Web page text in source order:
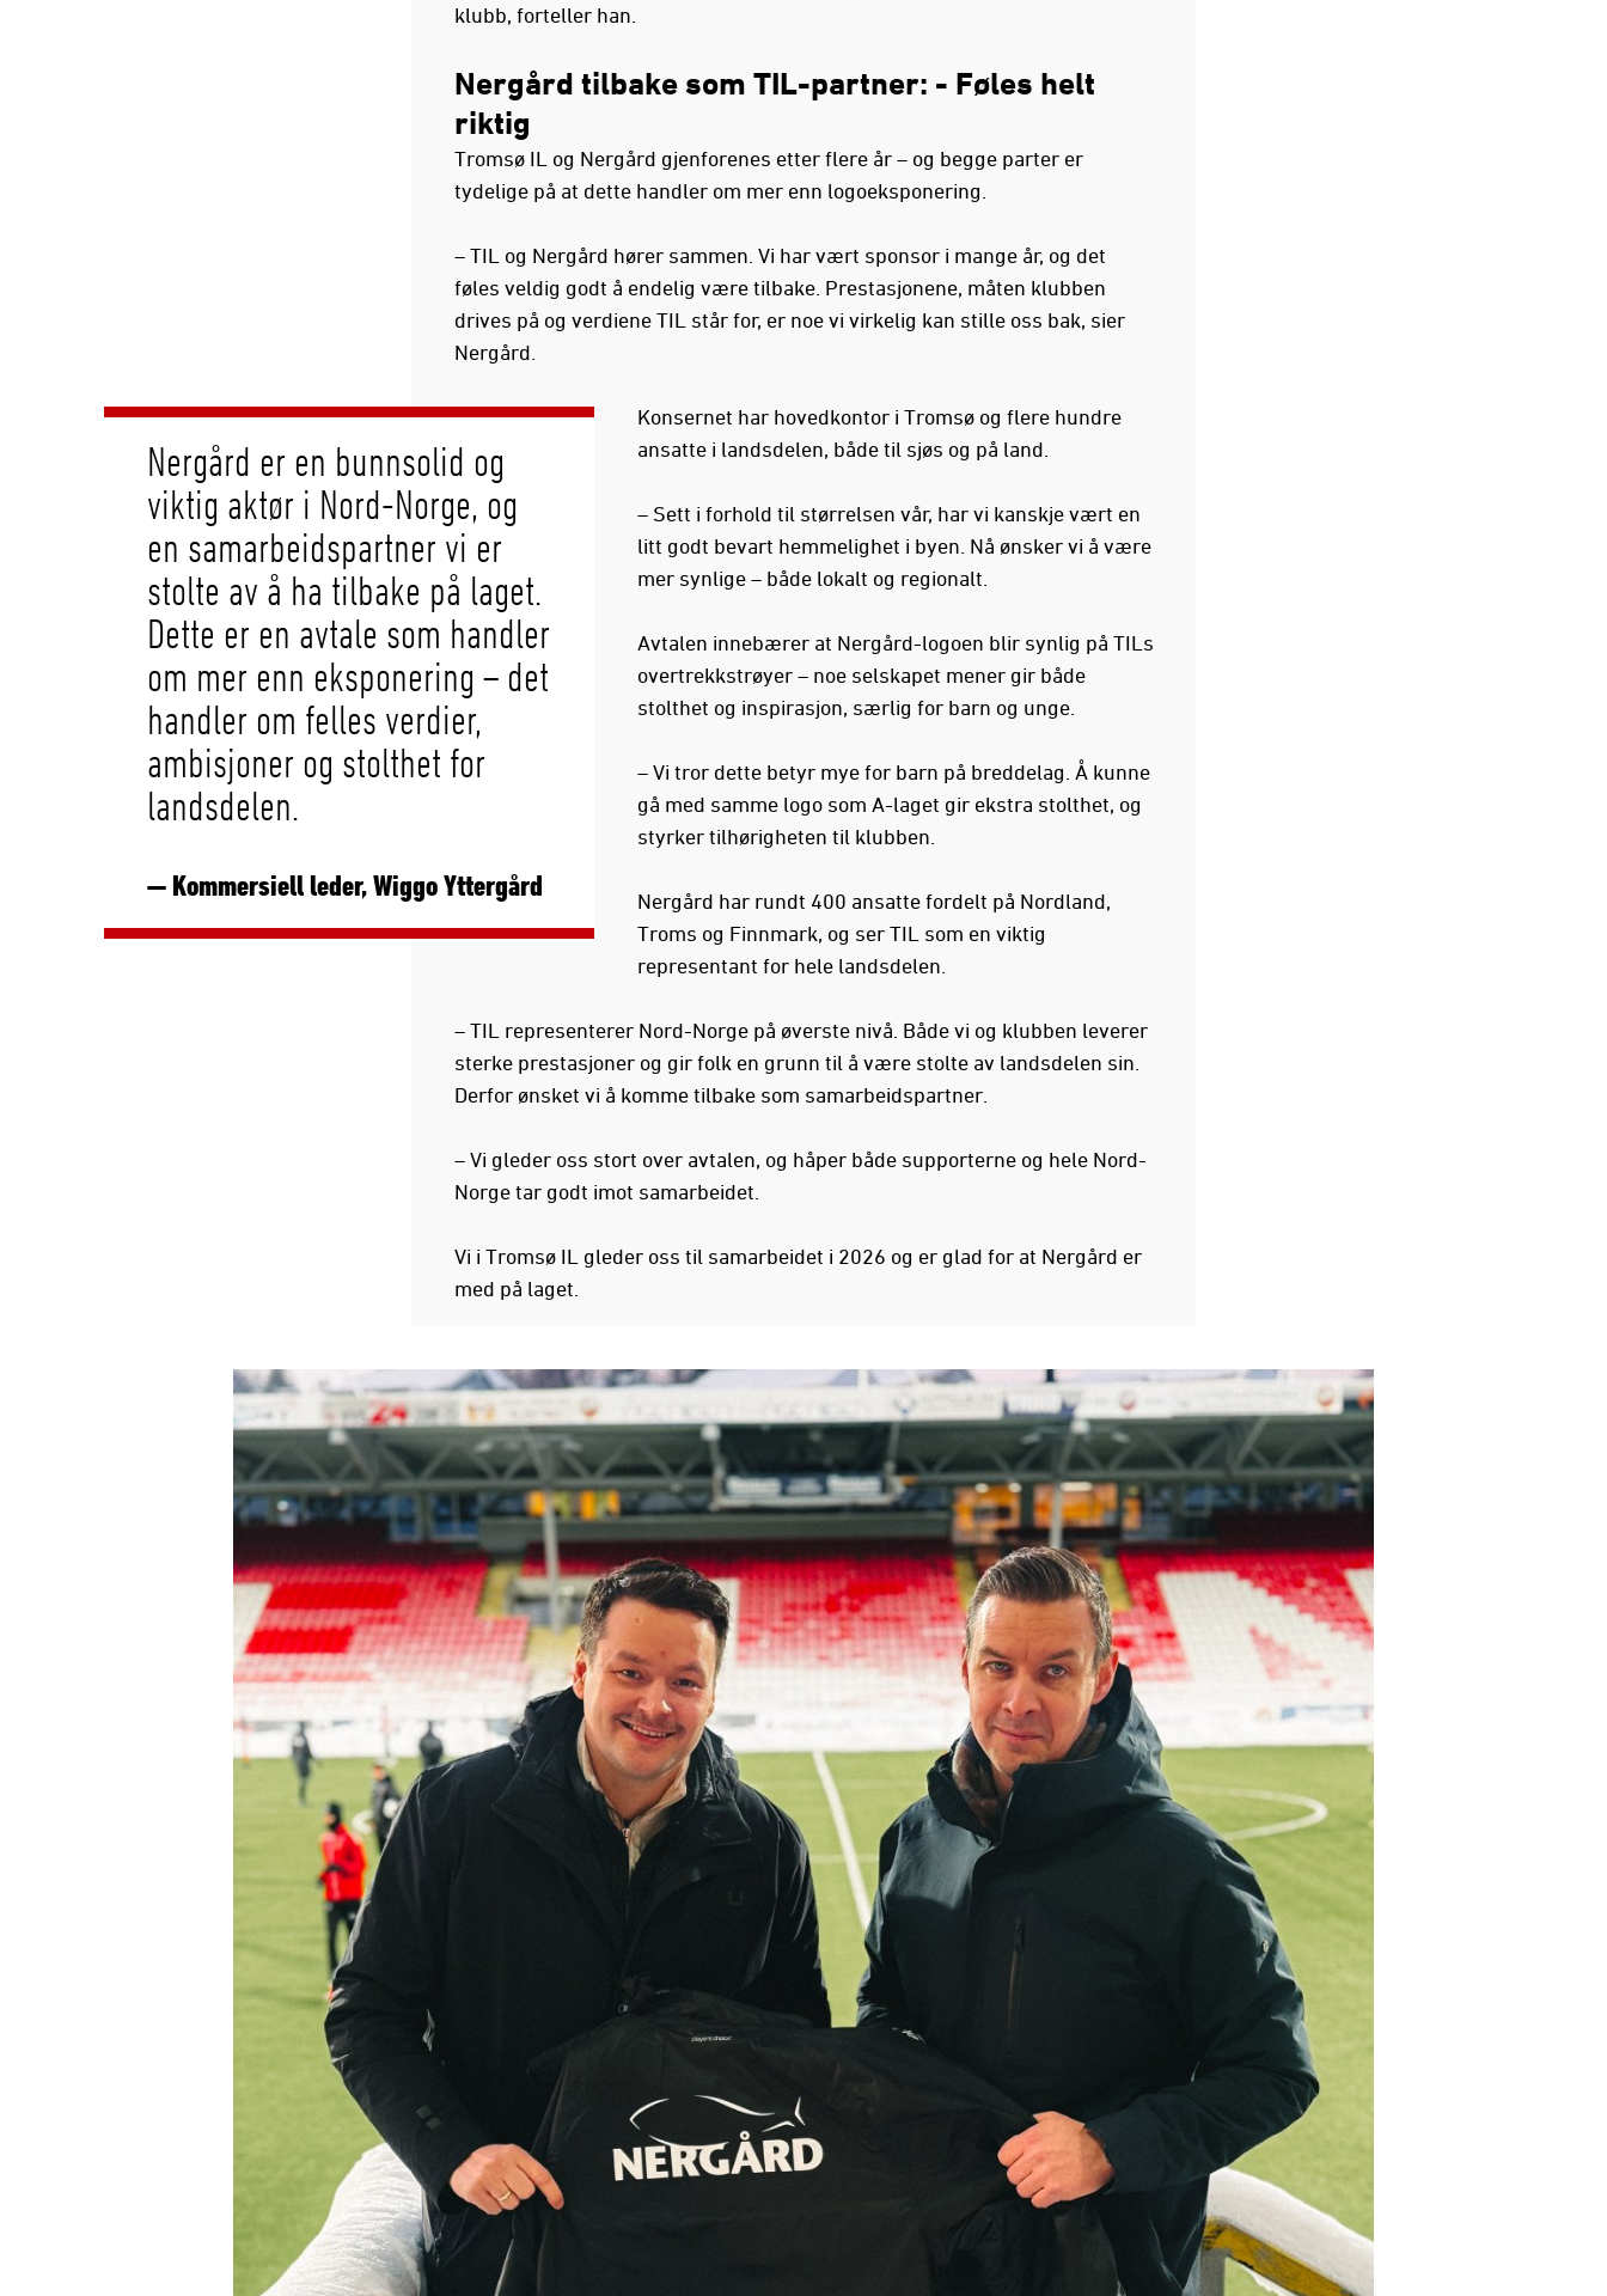
klubb, forteller han.
Nergård tilbake som TIL-partner: - Føles helt
riktig
Tromsø IL og Nergård gjenforenes etter flere år – og begge parter er
tydelige på at dette handler om mer enn logoeksponering.
– TIL og Nergård hører sammen. Vi har vært sponsor i mange år, og det
føles veldig godt å endelig være tilbake. Prestasjonene, måten klubben
drives på og verdiene TIL står for, er noe vi virkelig kan stille oss bak, sier
Nergård.
Nergård er en bunnsolid og
viktig aktør i Nord-Norge, og
en samarbeidspartner vi er
stolte av å ha tilbake på laget.
Dette er en avtale som handler
om mer enn eksponering – det
handler om felles verdier,
ambisjoner og stolthet for
landsdelen.
— Kommersiell leder, Wiggo Yttergård
Konsernet har hovedkontor i Tromsø og flere hundre
ansatte i landsdelen, både til sjøs og på land.
– Sett i forhold til størrelsen vår, har vi kanskje vært en
litt godt bevart hemmelighet i byen. Nå ønsker vi å være
mer synlige – både lokalt og regionalt.
Avtalen innebærer at Nergård-logoen blir synlig på TILs
overtrekkstrøyer – noe selskapet mener gir både
stolthet og inspirasjon, særlig for barn og unge.
– Vi tror dette betyr mye for barn på breddelag. Å kunne
gå med samme logo som A-laget gir ekstra stolthet, og
styrker tilhørigheten til klubben.
Nergård har rundt 400 ansatte fordelt på Nordland,
Troms og Finnmark, og ser TIL som en viktig
representant for hele landsdelen.
– TIL representerer Nord-Norge på øverste nivå. Både vi og klubben leverer
sterke prestasjoner og gir folk en grunn til å være stolte av landsdelen sin.
Derfor ønsket vi å komme tilbake som samarbeidspartner.
– Vi gleder oss stort over avtalen, og håper både supporterne og hele Nord-
Norge tar godt imot samarbeidet.
Vi i Tromsø IL gleder oss til samarbeidet i 2026 og er glad for at Nergård er
med på laget.